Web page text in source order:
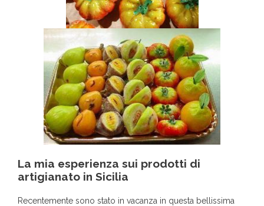
La mia esperienza sui prodotti di
artigianato in Sicilia
Recentemente sono stato in vacanza in questa bellissima